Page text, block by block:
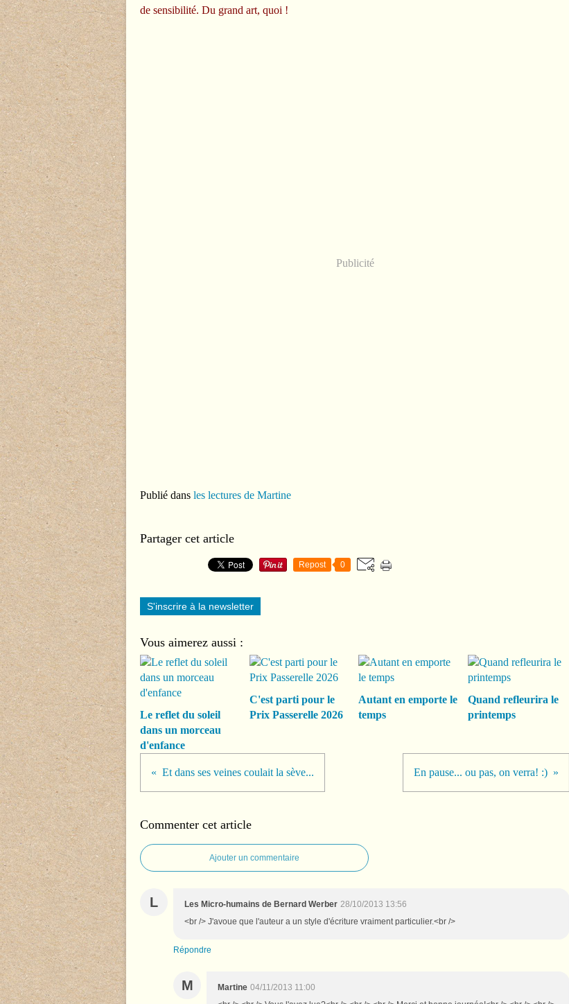
de sensibilité. Du grand art, quoi !
Publicité
Publié dans les lectures de Martine
Partager cet article
Repost 0
S'inscrire à la newsletter
Vous aimerez aussi :
Le reflet du soleil
dans un morceau
d'enfance
C'est parti pour le
Prix Passerelle 2026
Autant en emporte le
temps
Quand refleurira le
printemps
Et dans ses veines coulait la sève... En pause... ou pas, on verra! :)
Commenter cet article
Ajouter un commentaire
L Les Micro-humains de Bernard Werber 28/10/2013 13:56
<br /> J'avoue que l'auteur a un style d'écriture vraiment particulier.<br />
Répondre
M Martine 04/11/2013 11:00